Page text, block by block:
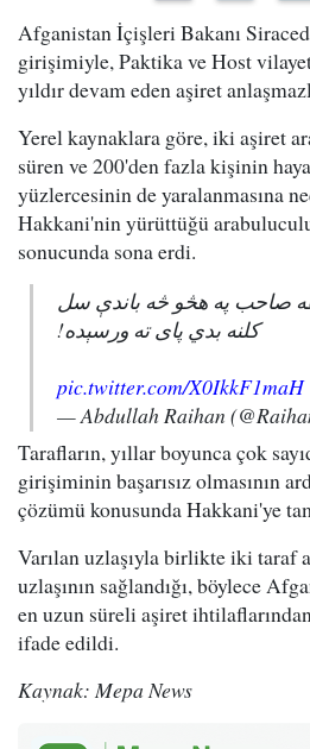
Afganistan İçişleri Bakanı
girişimiyle, Paktika ve Host
yıldır devam eden aşiret
Yerel kaynaklara göre, iki aşiret
süren ve 200'den fazla kişinin
yüzlercesinin de yaralanmasına
Hakkani'nin yürüttüğü
sonucunda sona erdi.
صاحب په هڅو څه باندې سل
کلنه بدي پای ته ورسېده!
pic.twitter.com/X0IkkF1maH
— Abdullah Raihan
Tarafların, yıllar boyunca çok
girişiminin başarısız olmasının
çözümü konusunda Hakkani'ye
Varılan uzlaşıyla birlikte iki taraf
uzlaşının sağlandığı, böylece
en uzun süreli aşiret
ifade edildi.
Kaynak: Mepa News